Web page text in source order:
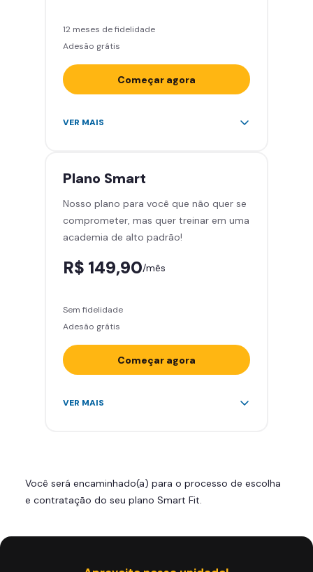
12 meses de fidelidade
Adesão grátis
Começar agora
Acesso ilimitado a +2.000
Cadeira de massagem
Skeelo App (Audiobook)*
Área de musculação e aeróbicos
Smart Fit App
VER MAIS
Plano Smart
Nosso plano para você que não quer se
comprometer, mas quer treinar em uma
academia de alto padrão!
R$ 149,90/mês
Sem fidelidade
Adesão grátis
Começar agora
Acesso ilimitado a +2.000
Skeelo App (Audiobook)*
Área de musculação e aeróbicos
VER MAIS
Você será encaminhado(a) para o processo de escolha
e contratação do seu plano Smart Fit.